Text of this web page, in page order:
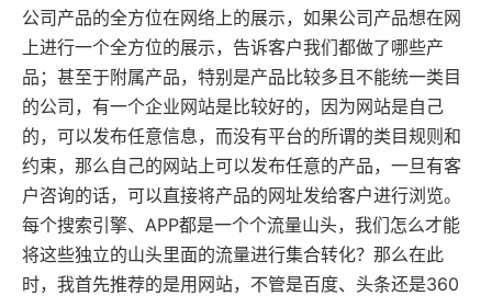
公司产品的全方位在网络上的展示，如果公司产品想在网
上进行一个全方位的展示，告诉客户我们都做了哪些产
品；甚至于附属产品，特别是产品比较多且不能统一类目
的公司，有一个企业网站是比较好的，因为网站是自己
的，可以发布任意信息，而没有平台的所谓的类目规则和
约束，那么自己的网站上可以发布任意的产品，一旦有客
户咨询的话，可以直接将产品的网址发给客户进行浏览。
每个搜索引擎、APP都是一个个流量山头，我们怎么才能
将这些独立的山头里面的流量进行集合转化？那么在此
时，我首先推荐的是用网站，不管是百度、头条还是360